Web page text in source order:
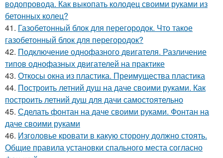
водопровода. Как выкопать колодец своими руками из
бетонных колец?
41. Газобетонный блок для перегородок. Что такое
газобетонный блок для перегородок?
42. Подключение однофазного двигателя. Различение
типов однофазных двигателей на практике
43. Откосы окна из пластика. Преимущества пластика
44. Построить летний душ на даче своими руками. Как
построить летний душ для дачи самостоятельно
45. Сделать фонтан на даче своими руками. Фонтан на
даче своими руками
46. Изголовье кровати в какую сторону должно стоять.
Общие правила установки спального места согласно